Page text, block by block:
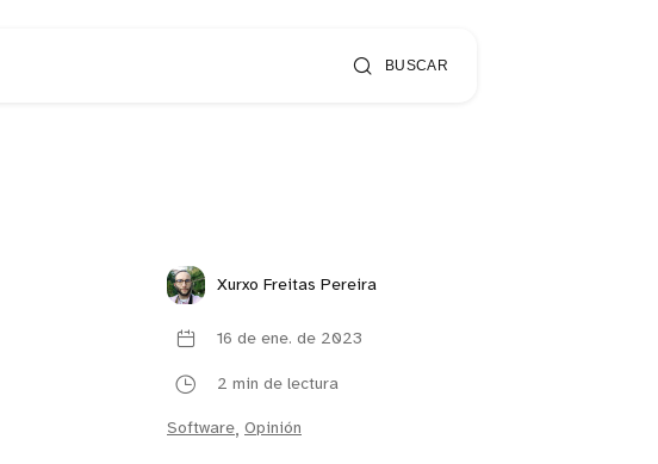
BUSCAR
Xurxo Freitas Pereira
16 de ene. de 2023
2 min de lectura
Software, Opinión